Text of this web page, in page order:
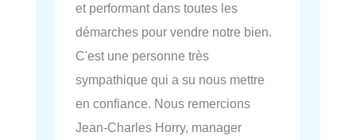
et performant dans toutes les
démarches pour vendre notre bien.
C'est une personne très
sympathique qui a su nous mettre
en confiance. Nous remercions
Jean-Charles Horry, manager